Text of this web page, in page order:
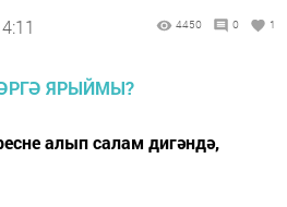
4450 0 1
алып салам дигәндә,